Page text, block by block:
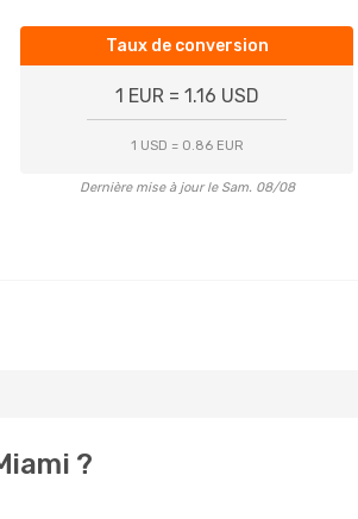
Taux de conversion
1 EUR = 1.16 USD
1 USD = 0.86 EUR
Dernière mise à jour le Sam. 08/08
?